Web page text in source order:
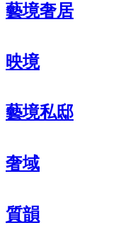
藝境奢居
映境
藝境私邸
奢域
質韻